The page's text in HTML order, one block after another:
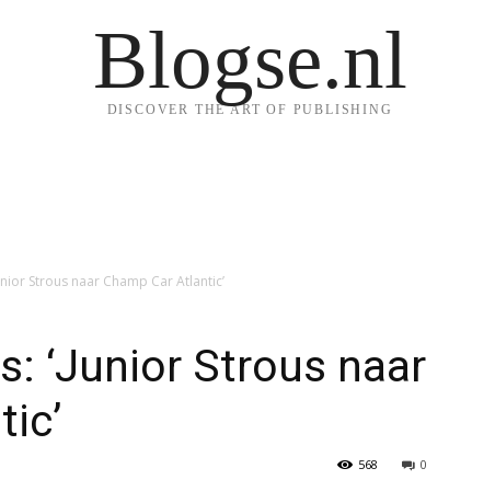
Blogse.nl
DISCOVER THE ART OF PUBLISHING
Strous naar Champ Car Atlantic’
‘Junior Strous naar
0
568